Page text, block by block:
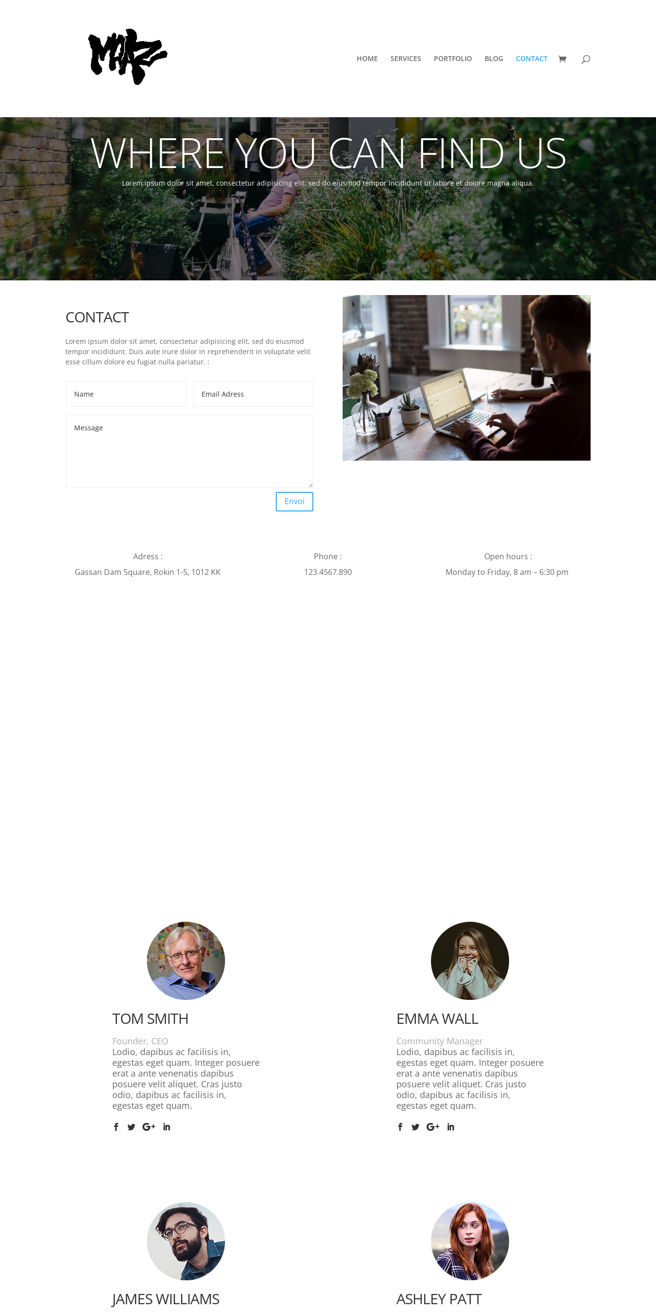
HOME SERVICES PORTFOLIO BLOG CONTACT
WHERE YOU CAN FIND US
Lorem ipsum dolor sit amet, consectetur adipisicing elit, sed do eiusmod tempor incididunt ut labore et dolore magna aliqua.
CONTACT
Lorem ipsum dolor sit amet, consectetur adipisicing elit, sed do eiusmod
tempor incididunt. Duis aute irure dolor in reprehenderit in voluptate velit
esse cillum dolore eu fugiat nulla pariatur. :
Envoi
Adress :
Gassan Dam Square, Rokin 1-5, 1012 KK
Phone :
123.4567.890
Open hours :
Monday to Friday, 8 am – 6:30 pm
TOM SMITH
Founder, CEO
Lodio, dapibus ac facilisis in,
egestas eget quam. Integer posuere
erat a ante venenatis dapibus
posuere velit aliquet. Cras justo
odio, dapibus ac facilisis in,
egestas eget quam.
EMMA WALL
Community Manager
Lodio, dapibus ac facilisis in,
egestas eget quam. Integer posuere
erat a ante venenatis dapibus
posuere velit aliquet. Cras justo
odio, dapibus ac facilisis in,
egestas eget quam.
JAMES WILLIAMS ASHLEY PATT